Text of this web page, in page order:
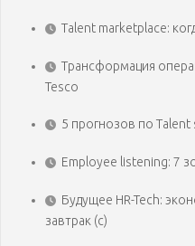
Talent marketplace:
Трансформация
Tesco
5 прогнозов по Talent
Employee listening: 7
Будущее HR-Tech:
завтрак (с)